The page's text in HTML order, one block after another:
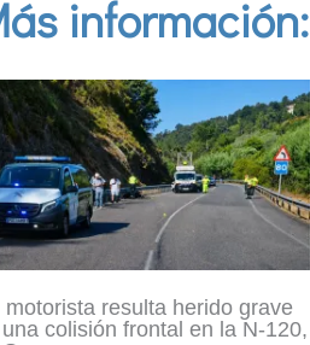
información:
motorista resulta herido grave
colisión frontal en la N-120,